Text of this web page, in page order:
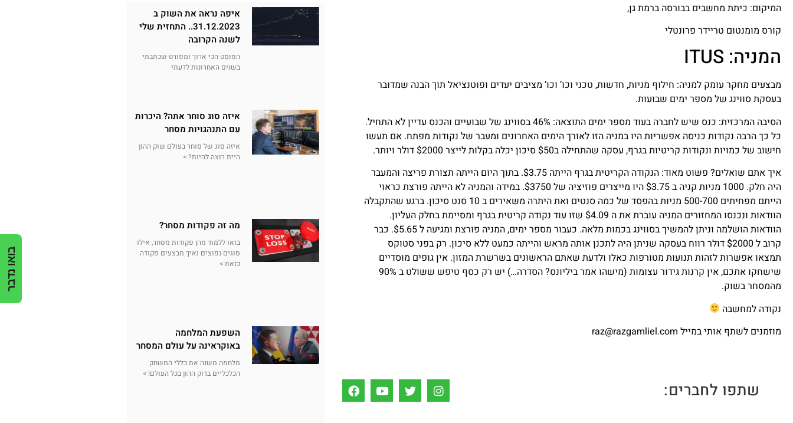
המיקום: כיתת מחשבים בבורסה ברמת גן,
קורס מומנטום טריידר פרונטלי
המניה: ITUS
מבצעים מחקר עומק למניה: חילוף מניות, חדשות, טכני וכו’ וכו’ מציבים יעדים ופוטנציאל תוך הבנה שמדובר
בעסקת סווינג של מספר ימים שבועות.
הסיבה המרכזית: כנס שיש לחברה בעוד מספר ימים התוצאה: 46% בסווינג של שבועיים והכנס עדיין לא התחיל.
כל כך הרבה נקודות כניסה אפשריות היו במניה הזו לאורך הימים האחרונים ומעבר של נקודות מפתח. אם תעשו
חישוב של כמויות ונקודות קריטיות בגרף, עסקה שהתחילה ב$50 סיכון יכלה בקלות לייצר $2000 דולר ויותר.
איך אתם שואלים? פשוט מאוד: הנקודה הקריטית בגרף הייתה $3.75. בתוך היום הייתה תצורת פריצה והמעבר
היה חלק. 1000 מניות קניה ב $3.75 היו מייצרים פוזיציה של $3750. במידה והמניה לא הייתה פורצת כראוי
הייתם מפחיתים 500-700 מניות בהפסד של כמה סנטים ואת היתרה משאירים ב 10 סנט סיכון. ברגע שהתקבלה
הוודאות ונכנסו המחזורים המניה עוברת את ה $4.09 שזו עוד נקודה קריטית בגרף ומסיימת בחלק העליון.
הוודאות הושלמה וניתן להמשיך בסווינג בכמות מלאה. כעבור מספר ימים, המניה פורצת ומגיעה ל $5.65. כבר
קרוב ל $2000 דולר רווח בעסקה שניתן היה לתכנן אותה מראש והייתה כמעט ללא סיכון. רק בפני סטוקס
תמצאו אפשרות לזהות תנועות מטורפות כאלו ולדעת שאתם הראשונים בשרשרת המזון. אין גופים מוסדיים
שישחקו אתכם, אין קרנות גידור עצומות (מישהו אמר ביליונס? הסדרה…) יש רק כסף טיפש ששולט ב 90%
מהמסחר בשוק.
נקודה למחשבה
מוזמנים לשתף אותי במייל raz@razgamliel.com
שתפו לחברים:
איפה נראה את השוק ב
31.12.2023.. התחזית שלי
לשנה הקרובה
הפוסט הכי ארוך ומפורט שכתבתי
בשנים האחרונות לדעתי
איזה סוג סוחר אתה? היכרות
עם התנהגויות מסחר
איזה סוג של סוחר בעולם שוק ההון
היית רוצה להיות? >
מה זה פקודות מסחר?
בואו ללמוד מהן פקודות מסחר, אילו
סוגים נפוצים ואיך מבצעים פקודה
כזאת >
השפעת המלחמה
באוקראינה על עולם המסחר
מלחמה משנה את כללי המשחק
הכלכליים בדוק ההון בכל העולם! >
בואו נדבר